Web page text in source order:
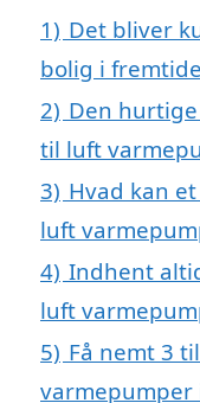
1) Det bliver
bolig i
2) Den
til luft
3) Hvad kan
luft
4) Indhent
luft
5) Få nemt 3